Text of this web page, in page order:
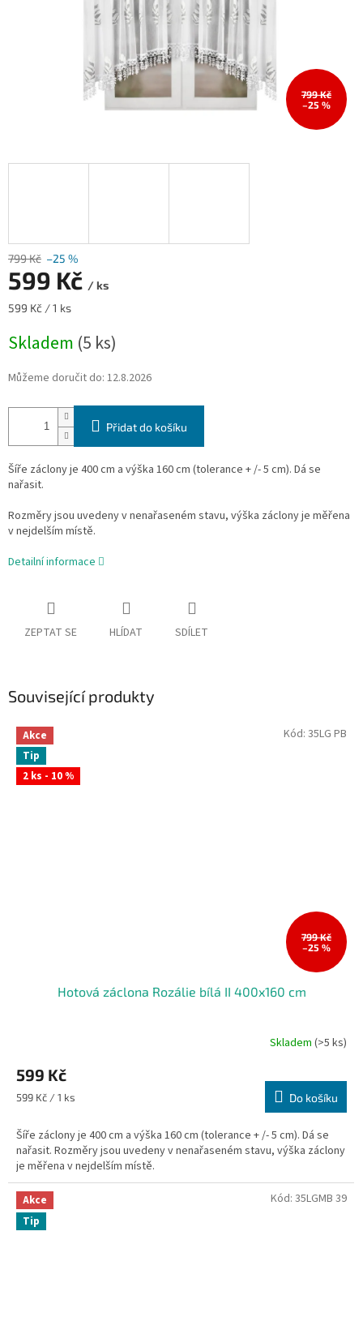
799 Kč
–25 %
799 Kč –25 %
599 Kč / ks
Měrná
599 Kč / 1 ks
Skladem (5 ks)
Můžeme doručit do: 12.8.2026
Přidat do košíku
Šíře záclony je 400 cm a výška 160 cm (tolerance + /- 5 cm). Dá se
nařasit.
Rozměry jsou uvedeny v nenařaseném stavu, výška záclony je měřena
v nejdelším místě.
Detailní informace
ZEPTAT SE HLÍDAT SDÍLET
Související produkty
Akce
Tip
2 ks - 10 %
799 Kč
–25 %
Hotová záclona Rozálie bílá II 400x160 cm
Skladem (>5 ks)
599 Kč
Měrná
599 Kč / 1 ks Do košíku
Šíře záclony je 400 cm a výška 160 cm (tolerance + /- 5 cm). Dá se
nařasit. Rozměry jsou uvedeny v nenařaseném stavu, výška záclony
je měřena v nejdelším místě.
Kód: 35LG PB
Akce
Tip
Kód: 35LGMB 39